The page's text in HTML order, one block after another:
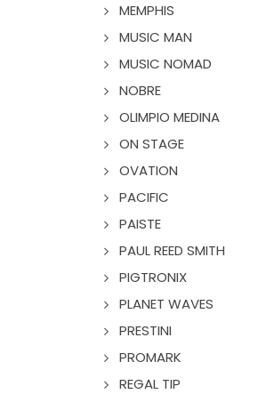
MEMPHIS
MUSIC MAN
MUSIC NOMAD
NOBRE
OLIMPIO MEDINA
ON STAGE
OVATION
PACIFIC
PAISTE
PAUL REED SMITH
PIGTRONIX
PLANET WAVES
PRESTINI
PROMARK
REGAL TIP